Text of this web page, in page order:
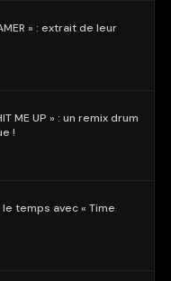
» : extrait de leur
ME UP » : un remix drum
!
temps avec « Time